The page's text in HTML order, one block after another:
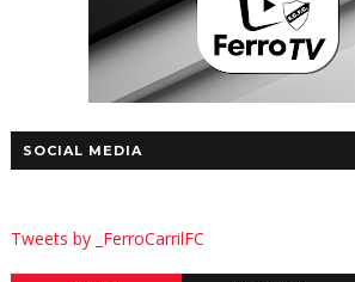
SOCIAL MEDIA
Tweets by _FerroCarrilFC